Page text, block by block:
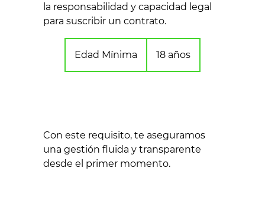
la responsabilidad y capacidad legal
para suscribir un contrato.
Edad Mínima 18 años
Con este requisito, te aseguramos
una gestión fluida y transparente
desde el primer momento.